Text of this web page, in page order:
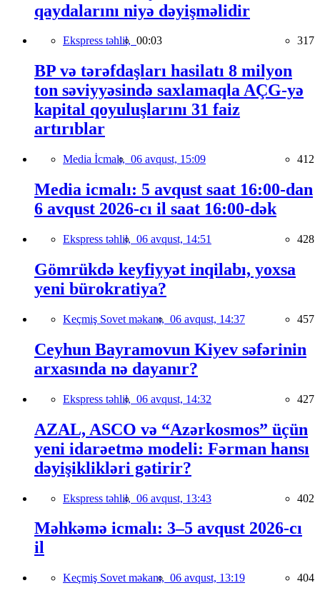
qaydalarını niyə dəyişməlidir
Ekspress təhlil, 00:03 317
BP və tərəfdaşları hasilatı 8 milyon
ton səviyyəsində saxlamaqla AÇG-yə
kapital qoyuluşlarını 31 faiz
artırıblar
Media İcmalı, 06 avqust, 15:09 412
Media icmalı: 5 avqust saat 16:00-dan
6 avqust 2026-cı il saat 16:00-dək
Ekspress təhlil, 06 avqust, 14:51 428
Gömrükdə keyfiyyət inqilabı, yoxsa
yeni bürokratiya?
Keçmiş Sovet məkanı, 06 avqust, 14:37 457
Ceyhun Bayramovun Kiyev səfərinin
arxasında nə dayanır?
Ekspress təhlil, 06 avqust, 14:32 427
AZAL, ASCO və “Azərkosmos” üçün
yeni idarəetmə modeli: Fərman hansı
dəyişiklikləri gətirir?
Ekspress təhlil, 06 avqust, 13:43 402
Məhkəmə icmalı: 3–5 avqust 2026-cı
il
Keçmiş Sovet məkanı, 06 avqust, 13:19 404